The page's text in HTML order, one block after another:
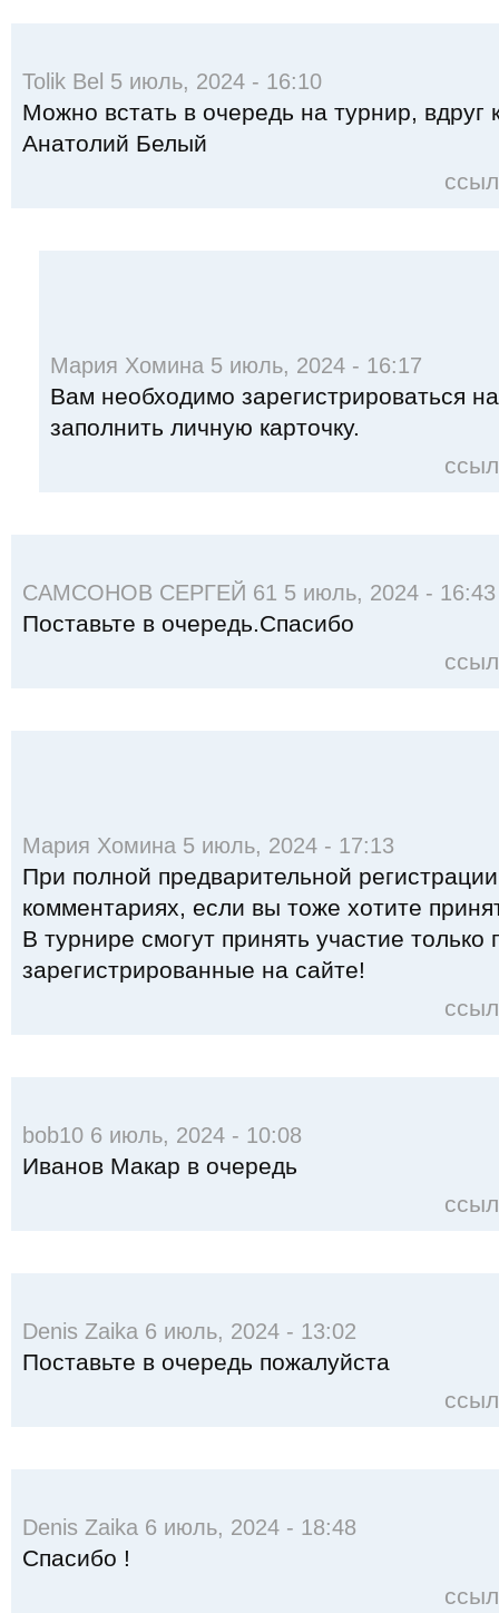
Tolik Bel 5 июль, 2024 - 16:10
Можно встать в очередь на турнир, вдруг
Анатолий Белый
Мария Хомина 5 июль, 2024 - 16:17
Вам необходимо зарегистрироваться
заполнить личную карточку.
САМСОНОВ СЕРГЕЙ 61 5 июль, 2024 - 16:43
Поставьте в очередь.Спасибо
Мария Хомина 5 июль, 2024 - 17:13
При полной предварительной
комментариях, если вы тоже хотите
В турнире смогут принять участие только
зарегистрированные на сайте!
bob10 6 июль, 2024 - 10:08
Иванов Макар в очередь
Denis Zaika 6 июль, 2024 - 13:02
Поставьте в очередь пожалуйста
Denis Zaika 6 июль, 2024 - 18:48
Спасибо !